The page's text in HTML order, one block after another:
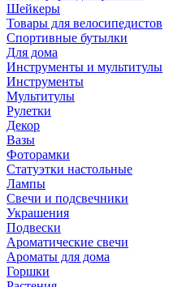
Шейкеры
Товары для велосипедистов
Спортивные бутылки
Для дома
Инструменты и мультитулы
Инструменты
Мультитулы
Рулетки
Декор
Вазы
Фоторамки
Статуэтки настольные
Лампы
Свечи и подсвечники
Украшения
Подвески
Ароматические свечи
Ароматы для дома
Горшки